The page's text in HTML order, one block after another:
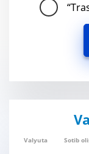
Valyuta Sotib